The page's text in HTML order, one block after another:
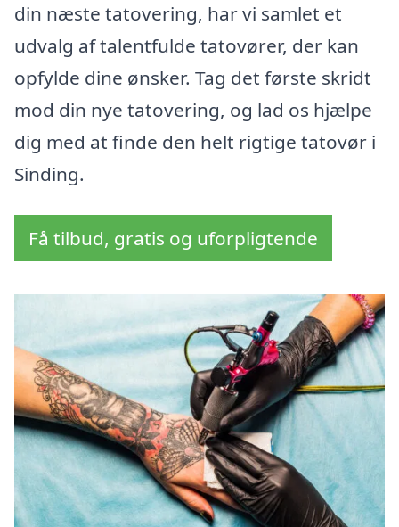
din næste tatovering, har vi samlet et
udvalg af talentfulde tatovører, der kan
opfylde dine ønsker. Tag det første skridt
mod din nye tatovering, og lad os hjælpe
dig med at finde den helt rigtige tatovør i
Sinding.
Få tilbud, gratis og uforpligtende